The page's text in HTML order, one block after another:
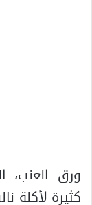
ورق العنب،
كثيرة لأكلة